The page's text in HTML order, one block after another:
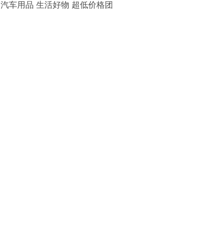
汽车用品 生活好物 超低价格团